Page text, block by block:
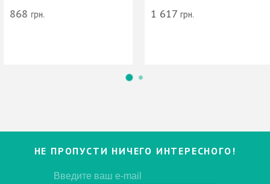
174 грн. 868 грн.
НЕ ПРОПУСТИ НИЧЕГО ИНТЕРЕСНОГО!